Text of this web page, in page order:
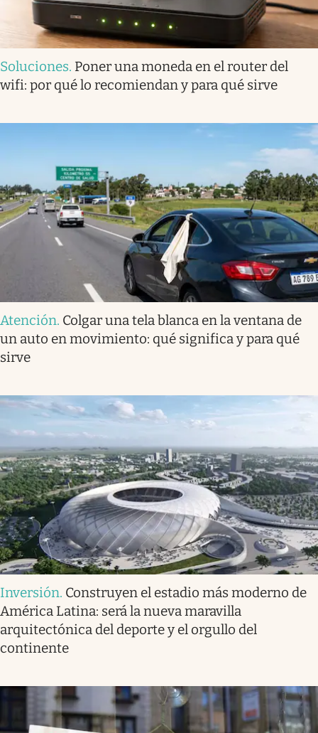
Soluciones. Poner una moneda en el router del
wifi: por qué lo recomiendan y para qué sirve
Atención. Colgar una tela blanca en la ventana de
un auto en movimiento: qué significa y para qué
sirve
Inversión. Construyen el estadio más moderno de
América Latina: será la nueva maravilla
arquitectónica del deporte y el orgullo del
continente